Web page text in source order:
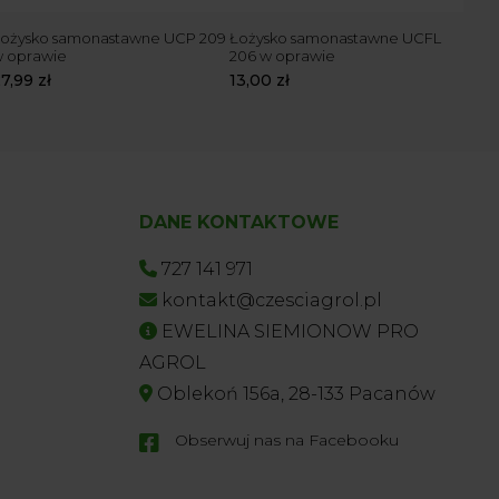
samonastawne UCP 209
oprawie
zł
Łożysko samonastawne UCFL
206 w oprawie
13,00 zł
DANE KONTAKTOWE
727 141 971
kontakt@czesciagrol.pl
EWELINA SIEMIONOW PRO
AGROL
Oblekoń 156a, 28-133 Pacanów
 Obserwuj nas na Facebooku